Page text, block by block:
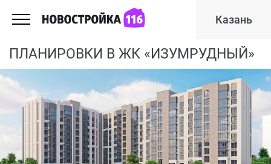
Казань
ПЛАНИРОВКИ В ЖК «ИЗУМРУДНЫЙ»